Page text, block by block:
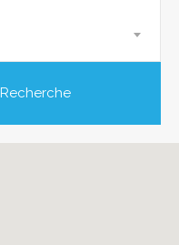
Recherche